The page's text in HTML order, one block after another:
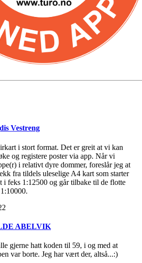
Vestreng
i stort format. Det er greit at vi kan
og registere poster via app. Når vi
i relativt dyre dommer, foreslår jeg at
fra tildels uleselige A4 kart som starter
i feks 1:12500 og går tilbake til de flotte
ABELVIK
gjerne hatt koden til 59, i og med at
var borte. Jeg har vært der, altså...:)